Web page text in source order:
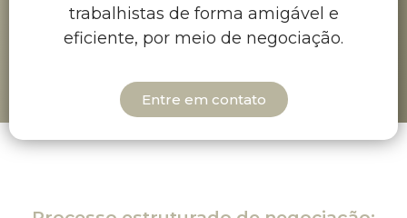
trabalhistas de forma amigável e
eficiente, por meio de negociação.
Entre em contato